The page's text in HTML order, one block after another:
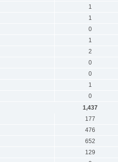
1
1
0
1
2
0
0
1
0
1,437
177
476
652
129